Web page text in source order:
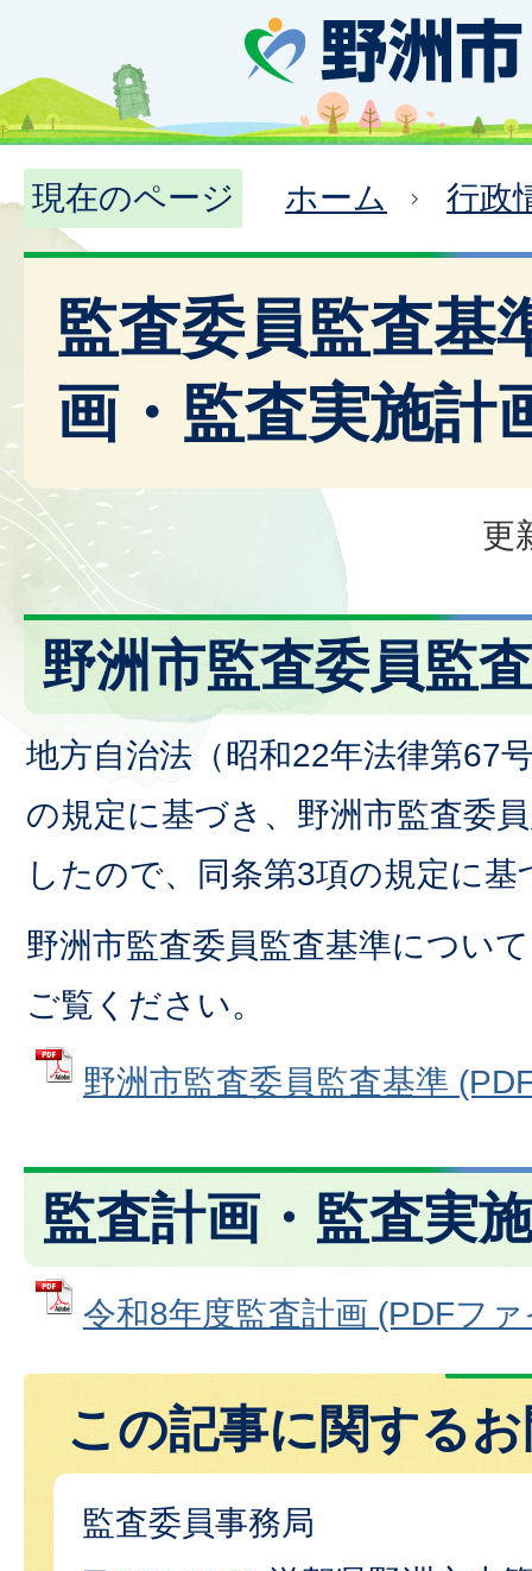
現在のページ ホーム 行政
監査委員監査基
画・監査実施計
更
野洲市監査委員監
地方自治法（昭和22年法律第67
の規定に基づき、野洲市監査委
したので、同条第3項の規定に
野洲市監査委員監査基準につい
ご覧ください。
野洲市監査委員監査基準
監査計画・監査実
令和8年度監査計画 (PDFフ
この記事に関する
監査委員事務局